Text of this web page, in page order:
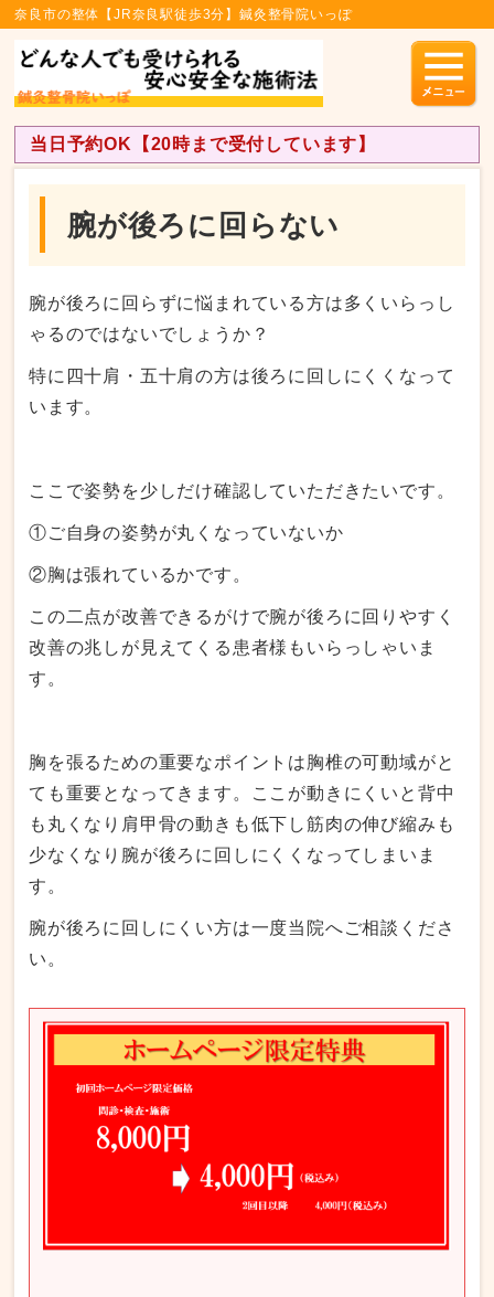
奈良市の整体【JR奈良駅徒歩3分】鍼灸整骨院いっぽ
当日予約OK【20時まで受付しています】
腕が後ろに回らない
腕が後ろに回らずに悩まれている方は多くいらっし
ゃるのではないでしょうか？
特に四十肩・五十肩の方は後ろに回しにくくなって
います。
ここで姿勢を少しだけ確認していただきたいです。
①ご自身の姿勢が丸くなっていないか
②胸は張れているかです。
この二点が改善できるがけで腕が後ろに回りやすく
改善の兆しが見えてくる患者様もいらっしゃいま
す。
胸を張るための重要なポイントは胸椎の可動域がと
ても重要となってきます。ここが動きにくいと背中
も丸くなり肩甲骨の動きも低下し筋肉の伸び縮みも
少なくなり腕が後ろに回しにくくなってしまいま
す。
腕が後ろに回しにくい方は一度当院へご相談くださ
い。